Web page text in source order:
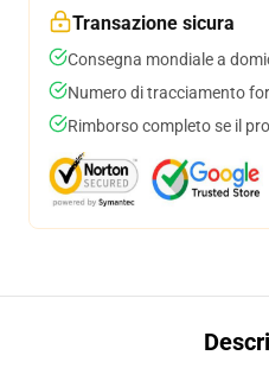
Transazione sicura
Consegna mondiale a
Numero di tracciamento
Rimborso completo se il